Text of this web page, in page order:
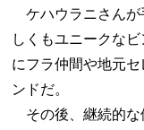
ケハウラニさんが
しくもユニークな
にフラ仲間や地元
ンドだ。
その後、継続的な